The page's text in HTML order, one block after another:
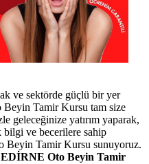
ve sektörde güçlü bir yer
Tamir Kursu tam size
geleceğinize yatırım yaparak,
bilgi ve becerilere sahip
Tamir Kursu sunuyoruz.
EDİRNE Oto Beyin Tamir